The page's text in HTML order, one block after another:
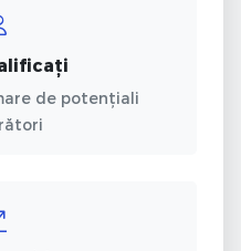
de potențiali